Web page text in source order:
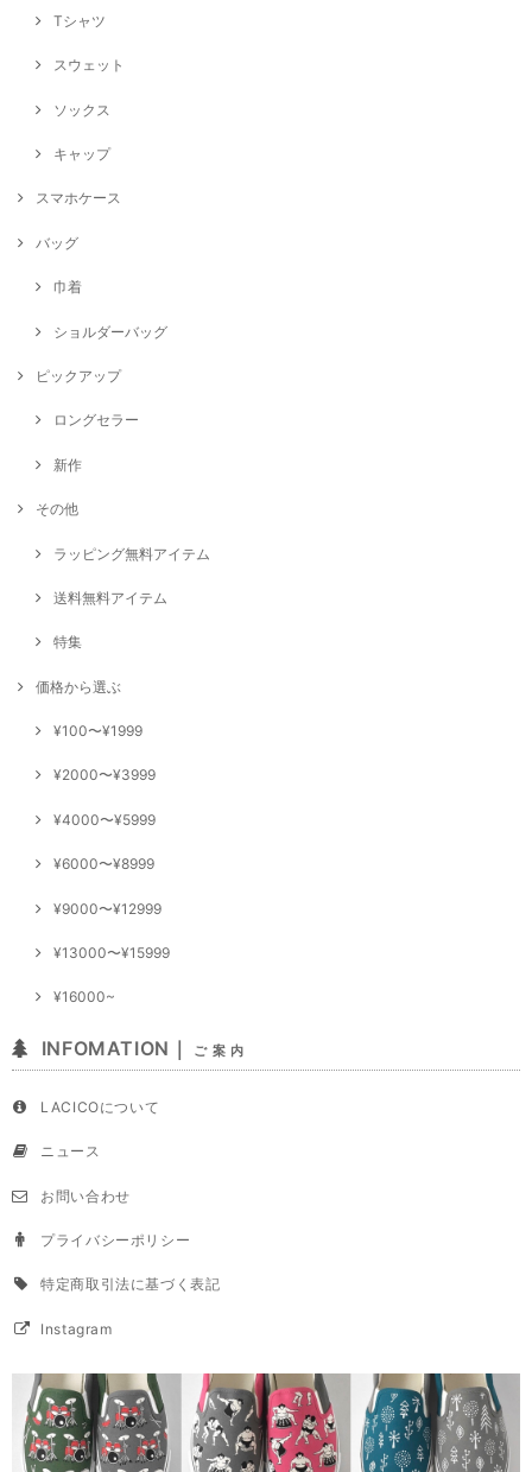
Tシャツ
スウェット
ソックス
キャップ
スマホケース
バッグ
巾着
ショルダーバッグ
ピックアップ
ロングセラー
新作
その他
ラッピング無料アイテム
送料無料アイテム
特集
価格から選ぶ
¥100〜¥1999
¥2000〜¥3999
¥4000〜¥5999
¥6000〜¥8999
¥9000〜¥12999
¥13000〜¥15999
¥16000~
INFOMATION｜ ご 案 内
LACICOについて
ニュース
お問い合わせ
プライバシーポリシー
特定商取引法に基づく表記
Instagram